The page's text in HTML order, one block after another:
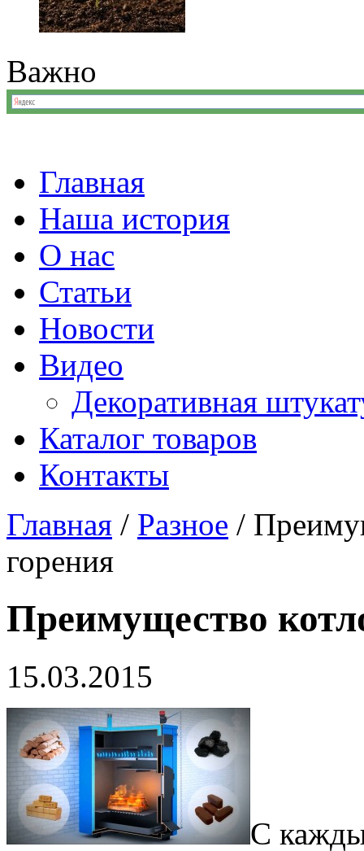
Важно
Главная
Наша история
О нас
Статьи
Новости
Видео
Декоративная
Каталог товаров
Контакты
Главная / Разное /
горения
Преимущество
15.03.2015
С